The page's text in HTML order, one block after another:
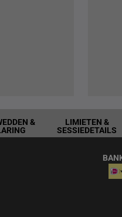
&
LIMIETEN &
SESSIEDETAILS